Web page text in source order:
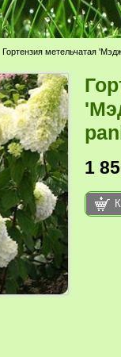
Гортензия метельчатая
1